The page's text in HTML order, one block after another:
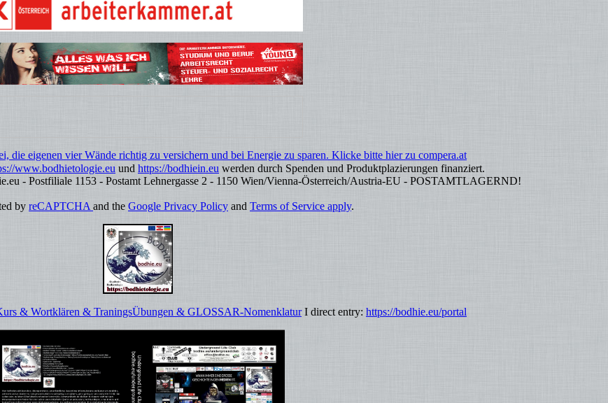
die eigenen vier Wände richtig zu versichern und bei Energie zu sparen. Klicke bitte hier zu compera.at
www.bodhietologie.eu und https://bodhiein.eu werden durch Spenden und Produktplazierungen finanziert.
- Postfiliale 1153 - Postamt Lehnergasse 2 - 1150 Wien/Vienna-Österreich/Austria-EU - POSTAMTLAGERND!
by reCAPTCHA and the Google Privacy Policy and Terms of Service apply.
& Wortklären & TraningsÜbungen & GLOSSAR-NomenklaturI direct entry: https://bodhie.eu/portal